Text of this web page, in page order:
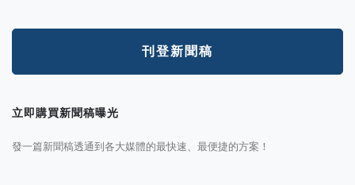
刊登新聞稿
立即購買新聞稿曝光
發一篇新聞稿透通到各大媒體的最快速、最便捷的方案！